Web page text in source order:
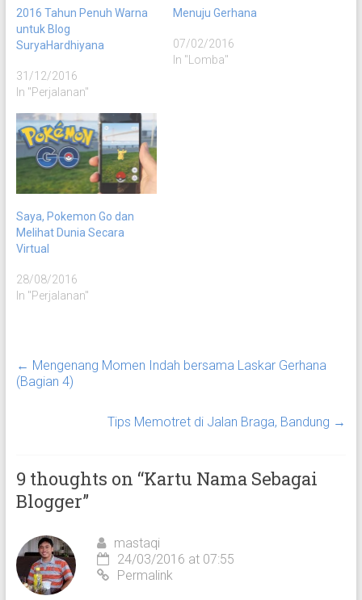
2016 Tahun Penuh Warna
untuk Blog
SuryaHardhiyana
31/12/2016
In "Perjalanan"
Menuju Gerhana
07/02/2016
In "Lomba"
Saya, Pokemon Go dan
Melihat Dunia Secara
Virtual
28/08/2016
In "Perjalanan"
← Mengenang Momen Indah bersama Laskar Gerhana
(Bagian 4)
Tips Memotret di Jalan Braga, Bandung →
9 thoughts on “Kartu Nama Sebagai
Blogger”
mastaqi
24/03/2016 at 07:55
Permalink